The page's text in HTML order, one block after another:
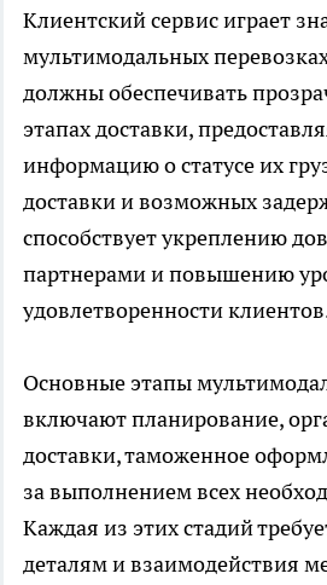
Клиентский сервис играет
мультимодальных
должны обеспечивать
этапах доставки,
информацию о статусе их
доставки и возможных
способствует укреплению
партнерами и повышению
удовлетворенности
Основные этапы
включают планирование,
доставки, таможенное
за выполнением всех
Каждая из этих стадий
деталям и взаимодействия